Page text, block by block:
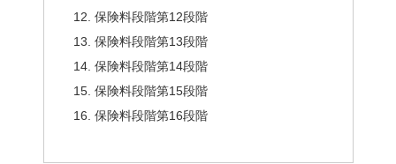
保険料段階第12段階
保険料段階第13段階
保険料段階第14段階
保険料段階第15段階
保険料段階第16段階